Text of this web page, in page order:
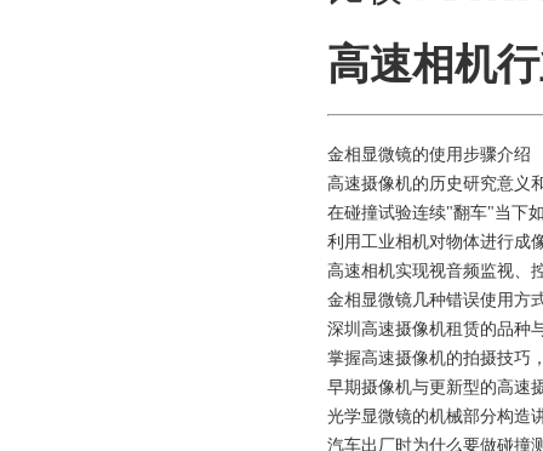
高速相机
金相显微镜的使用步骤介绍
高速摄像机的历史研究意义
在碰撞试验连续"翻车"当下
利用工业相机对物体进行成
高速相机实现视音频监视、
金相显微镜几种错误使用方
深圳高速摄像机租赁的品种
掌握高速摄像机的拍摄技巧
早期摄像机与更新型的高速
光学显微镜的机械部分构造
汽车出厂时为什么要做碰撞